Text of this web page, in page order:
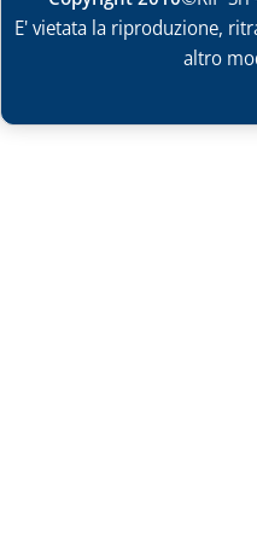
E' vietata la riproduzione,
altro